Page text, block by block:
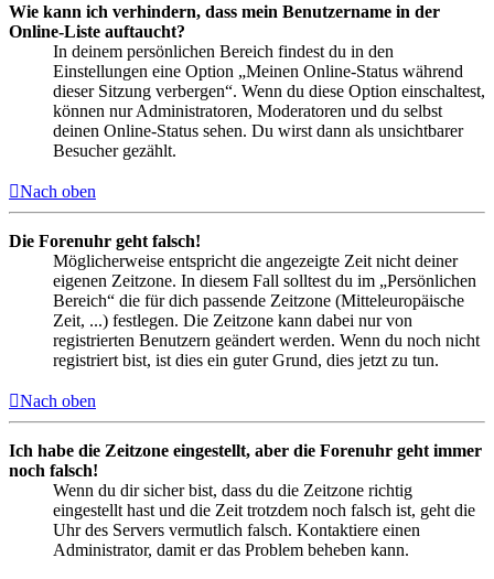
Wie kann ich verhindern, dass mein Benutzername in der
Online-Liste auftaucht?
In deinem persönlichen Bereich findest du in den
Einstellungen eine Option „Meinen Online-Status während
dieser Sitzung verbergen“. Wenn du diese Option einschaltest,
können nur Administratoren, Moderatoren und du selbst
deinen Online-Status sehen. Du wirst dann als unsichtbarer
Besucher gezählt.
Nach oben
Die Forenuhr geht falsch!
Möglicherweise entspricht die angezeigte Zeit nicht deiner
eigenen Zeitzone. In diesem Fall solltest du im „Persönlichen
Bereich“ die für dich passende Zeitzone (Mitteleuropäische
Zeit, ...) festlegen. Die Zeitzone kann dabei nur von
registrierten Benutzern geändert werden. Wenn du noch nicht
registriert bist, ist dies ein guter Grund, dies jetzt zu tun.
Nach oben
Ich habe die Zeitzone eingestellt, aber die Forenuhr geht immer
noch falsch!
Wenn du dir sicher bist, dass du die Zeitzone richtig
eingestellt hast und die Zeit trotzdem noch falsch ist, geht die
Uhr des Servers vermutlich falsch. Kontaktiere einen
Administrator, damit er das Problem beheben kann.